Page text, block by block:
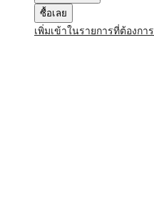
ซื้อเลย
เพิ่มเข้าในรายการที่ต้องการ